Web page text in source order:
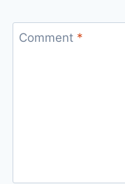
Comment *